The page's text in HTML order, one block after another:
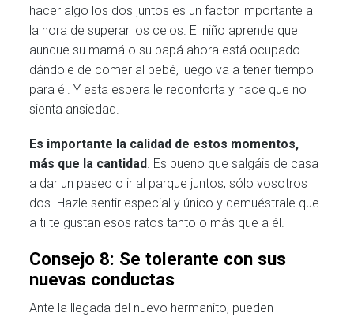
hacer algo los dos juntos es un factor importante a
la hora de superar los celos. El niño aprende que
aunque su mamá o su papá ahora está ocupado
dándole de comer al bebé, luego va a tener tiempo
para él. Y esta espera le reconforta y hace que no
sienta ansiedad.
Es importante la calidad de estos momentos,
más que la cantidad. Es bueno que salgáis de casa
a dar un paseo o ir al parque juntos, sólo vosotros
dos. Hazle sentir especial y único y demuéstrale que
a ti te gustan esos ratos tanto o más que a él.
Consejo 8: Se tolerante con sus
nuevas conductas
Ante la llegada del nuevo hermanito, pueden